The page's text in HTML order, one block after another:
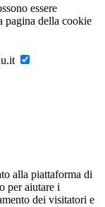
essere
pagina della cookie
alla piattaforma di
per aiutare i
dei visitatori e